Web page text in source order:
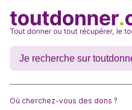
Où cherchez-vous des dons ?